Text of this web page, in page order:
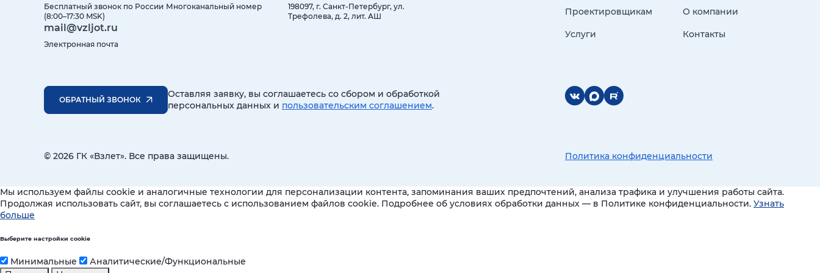
Бесплатный звонок по России
(8:00–17:30 MSK)
Многоканальный номер
198097, г. Санкт-Петербург, ул.
Трефолева, д. 2, лит. АШ
mail@vzljot.ru
Электронная почта
Проектировщикам
Услуги
О компании
Контакты
ОБРАТНЫЙ ЗВОНОК
Оставляя заявку, вы соглашаетесь со сбором и обработкой
персональных данных и пользовательским соглашением.
© 2026 ГК «Взлет». Все права защищены. Политика конфиденциальности
Мы используем файлы cookie и аналогичные технологии для персонализации контента, запоминания ваших предпочтений, анализа трафика и улучшения работы сайта.
Продолжая использовать сайт, вы соглашаетесь с использованием файлов cookie. Подробнее об условиях обработки данных — в Политике конфиденциальности. Узнать
больше
Выберите настройки cookie
Минимальные
Аналитические/Функциональные